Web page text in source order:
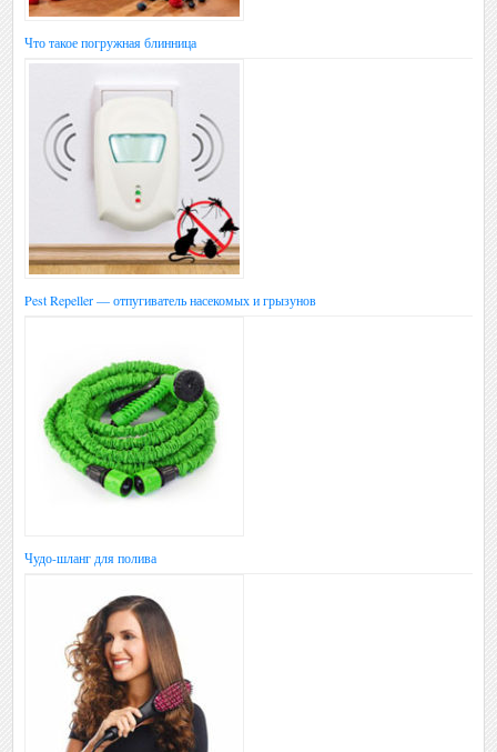
Что такое погружная блинница
Pest Repeller — отпугиватель насекомых и грызунов
Чудо-шланг для полива